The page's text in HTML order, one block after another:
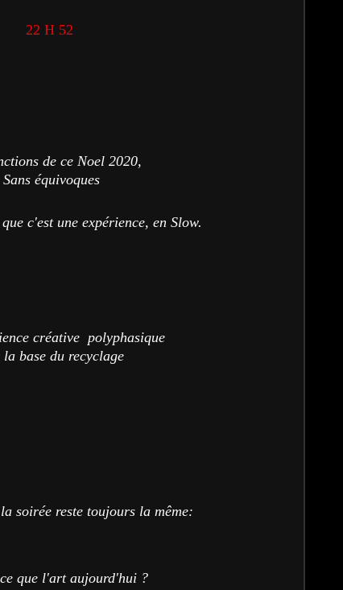
22 H 52
de ce Noel 2020,
Sans équivoques
c'est une expérience, en Slow.
créative polyphasique
la base du recyclage
soirée reste toujours la même:
que l'art aujourd'hui ?